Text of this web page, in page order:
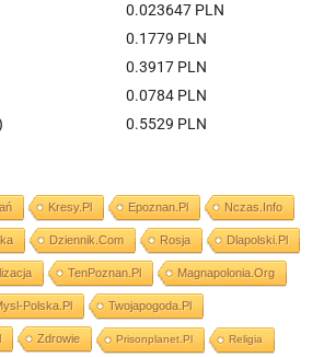
0.023647 PLN
0.1779 PLN
0.3917 PLN
0.0784 PLN
0.5529 PLN
Kresy.pl Epoznan.pl Nczas.info
Dziennik.com Rosja Dlapolski.pl
TenPoznan.pl Magnapolonia.org
Polska.pl Twojapogoda.pl
Zdrowie Prisonplanet.pl Religia